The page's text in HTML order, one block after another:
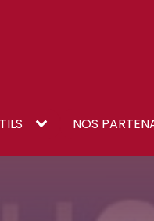
NOS